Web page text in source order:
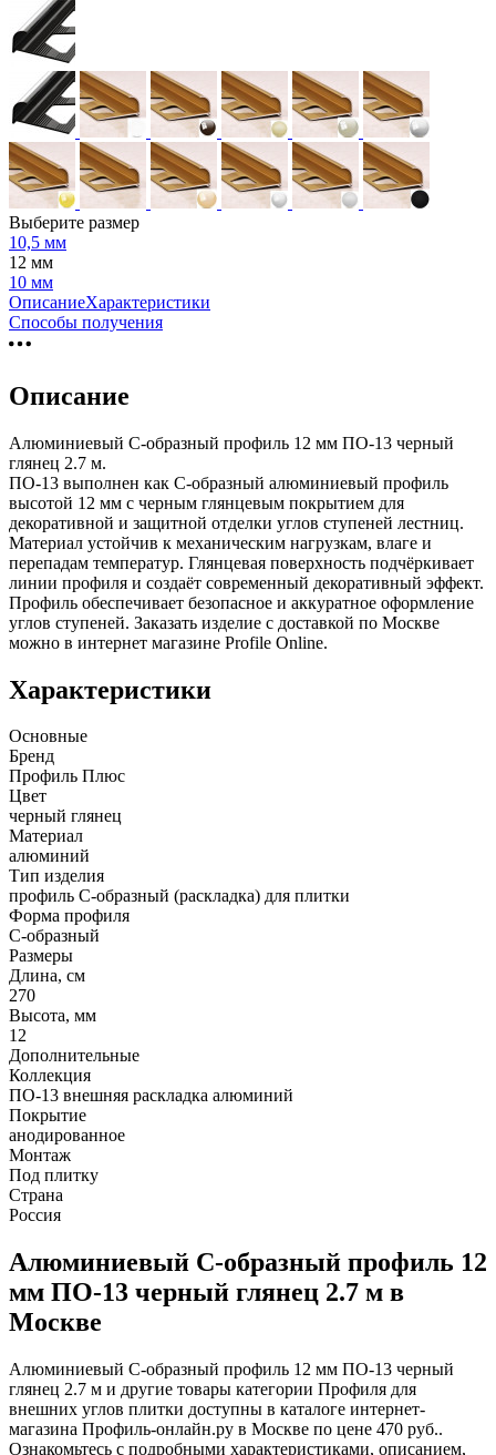
Выберите размер
10,5 мм
12 мм
10 мм
ОписаниеХарактеристики
Способы получения
Описание
Алюминиевый С-образный профиль 12 мм ПО-13 черный
глянец 2.7 м.
ПО-13 выполнен как С-образный алюминиевый профиль
высотой 12 мм с черным глянцевым покрытием для
декоративной и защитной отделки углов ступеней лестниц.
Материал устойчив к механическим нагрузкам, влаге и
перепадам температур. Глянцевая поверхность подчёркивает
линии профиля и создаёт современный декоративный эффект.
Профиль обеспечивает безопасное и аккуратное оформление
углов ступеней. Заказать изделие с доставкой по Москве
можно в интернет магазине Profile Online.
Характеристики
Основные
Бренд
Профиль Плюс
Цвет
черный глянец
Материал
алюминий
Тип изделия
профиль С-образный (раскладка) для плитки
Форма профиля
С-образный
Размеры
Длина, см
270
Высота, мм
12
Дополнительные
Коллекция
ПО-13 внешняя раскладка алюминий
Покрытие
анодированное
Монтаж
Под плитку
Страна
Россия
Алюминиевый С-образный профиль 12
мм ПО-13 черный глянец 2.7 м в
Москве
Алюминиевый С-образный профиль 12 мм ПО-13 черный
глянец 2.7 м и другие товары категории Профиля для
внешних углов плитки доступны в каталоге интернет-
магазина Профиль-онлайн.ру в Москве по цене 470 руб..
Ознакомьтесь с подробными характеристиками, описанием,